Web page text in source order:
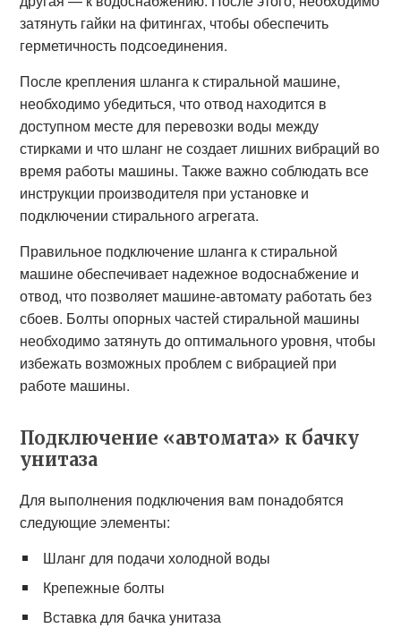
затянуть гайки на фитингах, чтобы обеспечить
герметичность подсоединения.
После крепления шланга к стиральной машине,
необходимо убедиться, что отвод находится в
доступном месте для перевозки воды между
стирками и что шланг не создает лишних вибраций во
время работы машины. Также важно соблюдать все
инструкции производителя при установке и
подключении стирального агрегата.
Правильное подключение шланга к стиральной
машине обеспечивает надежное водоснабжение и
отвод, что позволяет машине-автомату работать без
сбоев. Болты опорных частей стиральной машины
необходимо затянуть до оптимального уровня, чтобы
избежать возможных проблем с вибрацией при
работе машины.
Подключение «автомата» к бачку
унитаза
Для выполнения подключения вам понадобятся
следующие элементы:
Шланг для подачи холодной воды
Крепежные болты
Вставка для бачка унитаза